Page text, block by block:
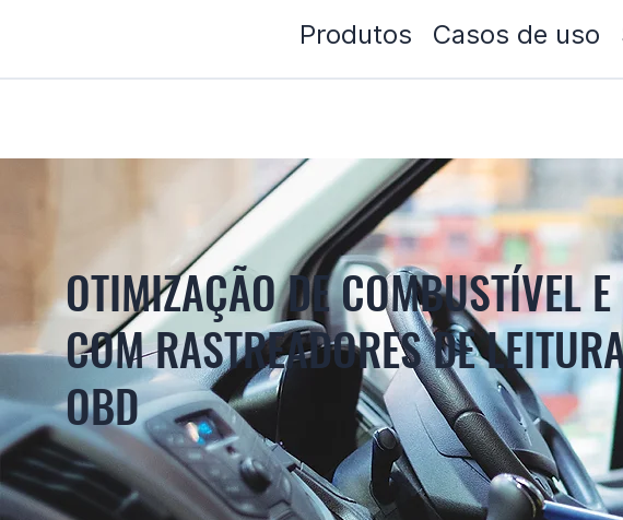
Produtos Casos de uso
OTIMIZAÇÃO DE COMBUSTÍVEL
COM RASTREADORES DE
OBD